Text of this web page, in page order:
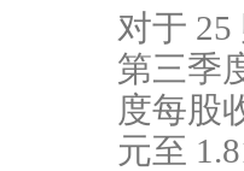
对于 25
第三季
度每股
元至